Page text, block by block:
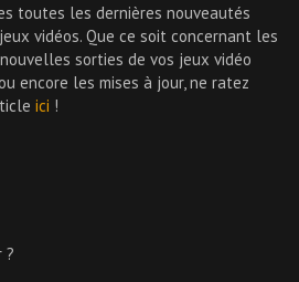
toutes les dernières nouveautés
vidéos. Que ce soit concernant les
sorties de vos jeux vidéo
encore les mises à jour, ne ratez
ici !
?